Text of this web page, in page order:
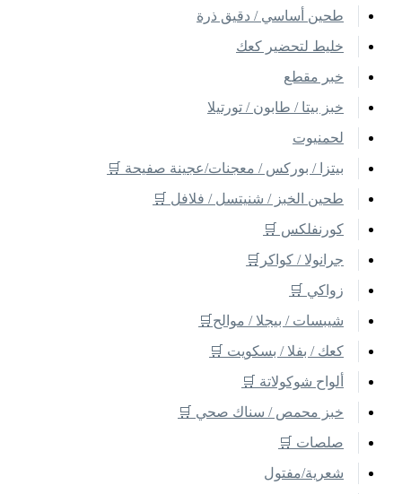
طحين أساسي / دقيق ذرة
خليط لتحضير كعك
خبر مقطع
خبز بيتا / طابون / تورتيلا
لحمنيوت
بيتزا / بوركس / معجنات/عجينة صفيحة 🛒
طحين الخبز / شنيتسل / فلافل 🛒
كورنفلكس 🛒
جرانولا / كواكر🛒
زواكي 🛒
شيبسات / بيجلا / موالح🛒
كعك / بفلا / بسكويت 🛒
ألواح شوكولاتة 🛒
خبز محمص / سناك صحي 🛒
صلصات 🛒
شعرية/مفتول